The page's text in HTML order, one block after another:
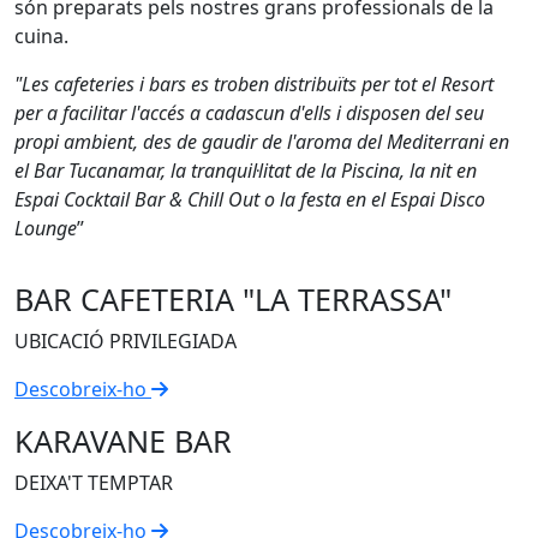
són preparats pels nostres grans professionals de la
cuina.
"Les cafeteries i bars es troben distribuïts per tot el Resort
per a facilitar l'accés a cadascun d'ells i disposen del seu
propi ambient, des de gaudir de l'aroma del Mediterrani en
el Bar Tucanamar, la tranquil·litat de la Piscina, la nit en
Espai Cocktail Bar & Chill Out o la festa en el Espai Disco
Lounge”
BAR CAFETERIA "LA TERRASSA"
UBICACIÓ PRIVILEGIADA
Descobreix-ho
KARAVANE BAR
DEIXA'T TEMPTAR
Descobreix-ho